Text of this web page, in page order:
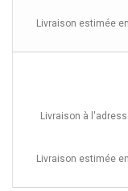
Livraison estimée
Livraison à
Livraison estimée